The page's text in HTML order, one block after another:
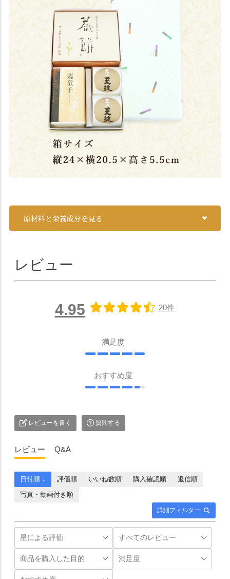
原材料と栄養成分を見る
レビュー
4.95 20件
満足度
おすすめ度
レビューを書く 質問する
レビュー Q&A
詳細フィルター
日付順 ↓ 評価順 いいね数順 購入確認順
返信順
写真・動画付き順